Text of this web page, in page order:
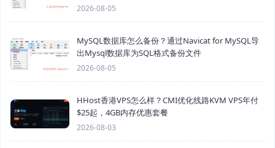
2026-08-05
MySQL数据库怎么备份？通过Navicat for MySQL导
出Mysql数据库为SQL格式备份文件
2026-08-05
HHost香港VPS怎么样？CMI优化线路KVM VPS年付
$25起，4GB内存优惠套餐
2026-08-03